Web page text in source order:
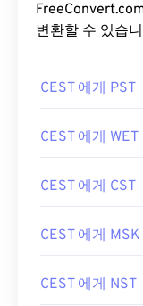
변환할 수 있습
CEST 에게 PST
CEST 에게 WET
CEST 에게 CST
CEST 에게 MSK
CEST 에게 NST